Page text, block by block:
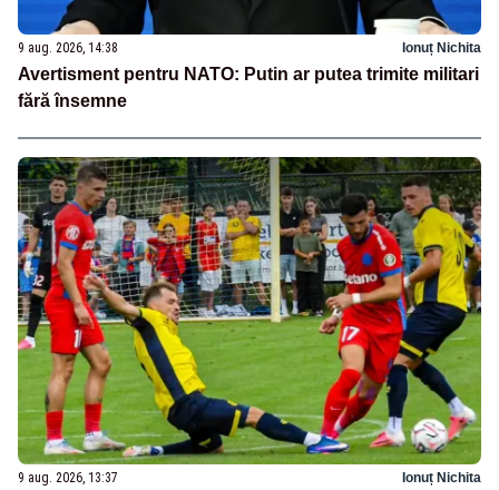
9 aug. 2026, 14:38 Ionuț Nichita
Avertisment pentru NATO: Putin ar putea trimite militari
fără însemne
9 aug. 2026, 13:37 Ionuț Nichita